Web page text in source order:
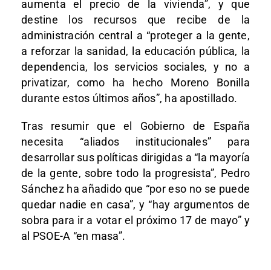
aumenta el precio de la vivienda”, y que
destine los recursos que recibe de la
administración central a “proteger a la gente,
a reforzar la sanidad, la educación pública, la
dependencia, los servicios sociales, y no a
privatizar, como ha hecho Moreno Bonilla
durante estos últimos años”, ha apostillado.
Tras resumir que el Gobierno de España
necesita “aliados institucionales” para
desarrollar sus políticas dirigidas a “la mayoría
de la gente, sobre todo la progresista”, Pedro
Sánchez ha añadido que “por eso no se puede
quedar nadie en casa”, y “hay argumentos de
sobra para ir a votar el próximo 17 de mayo” y
al PSOE-A “en masa”.